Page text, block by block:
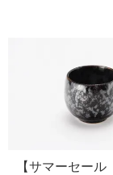
【サマーセール